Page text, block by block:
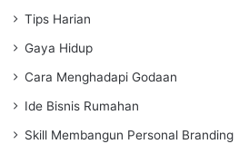
Tips Harian
Gaya Hidup
Cara Menghadapi Godaan
Ide Bisnis Rumahan
Skill Membangun Personal Branding